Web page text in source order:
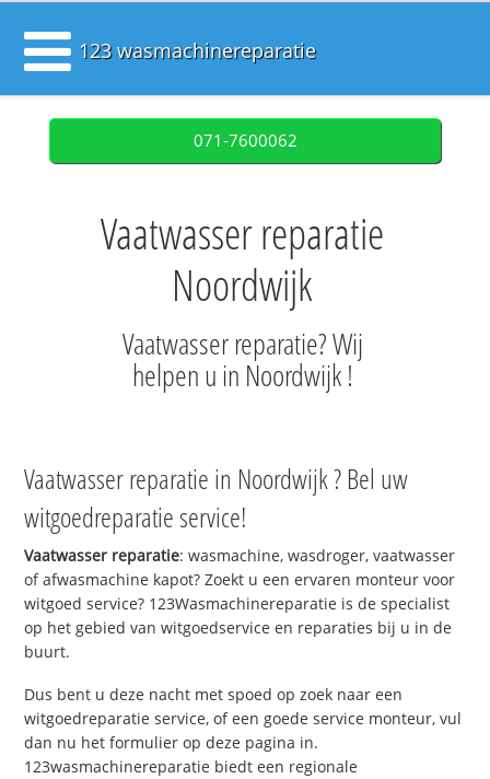
123 wasmachinereparatie
071-7600062
Vaatwasser reparatie
Noordwijk
Vaatwasser reparatie? Wij
helpen u in Noordwijk !
Vaatwasser reparatie in Noordwijk ? Bel uw
witgoedreparatie service!
Vaatwasser reparatie: wasmachine, wasdroger, vaatwasser
of afwasmachine kapot? Zoekt u een ervaren monteur voor
witgoed service? 123Wasmachinereparatie is de specialist
op het gebied van witgoedservice en reparaties bij u in de
buurt.
Dus bent u deze nacht met spoed op zoek naar een
witgoedreparatie service, of een goede service monteur, vul
dan nu het formulier op deze pagina in.
123wasmachinereparatie biedt een regionale